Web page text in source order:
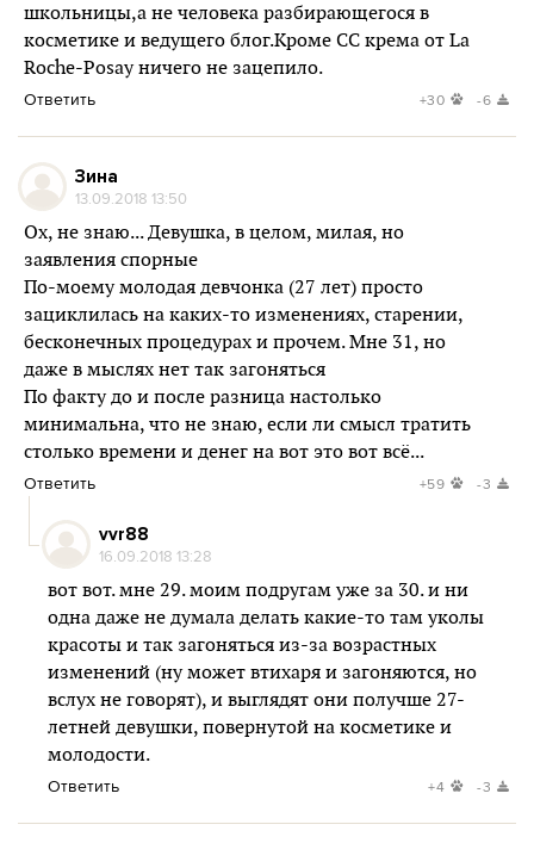
школьницы,а не человека разбирающегося в
косметике и ведущего блог.Кроме CC крема от La
Roche-Posay ничего не зацепило.
Ответить +30 -6
Зина
13.09.2018 13:50
Ох, не знаю... Девушка, в целом, милая, но
заявления спорные
По-моему молодая девчонка (27 лет) просто
зациклилась на каких-то изменениях, старении,
бесконечных процедурах и прочем. Мне 31, но
даже в мыслях нет так загоняться
По факту до и после разница настолько
минимальна, что не знаю, если ли смысл тратить
столько времени и денег на вот это вот всё...
Ответить +59 -3
vvr88
16.09.2018 13:28
вот вот. мне 29. моим подругам уже за 30. и ни
одна даже не думала делать какие-то там уколы
красоты и так загоняться из-за возрастных
изменений (ну может втихаря и загоняются, но
вслух не говорят), и выглядят они получше 27-
летней девушки, повернутой на косметике и
молодости.
Ответить +4 -3